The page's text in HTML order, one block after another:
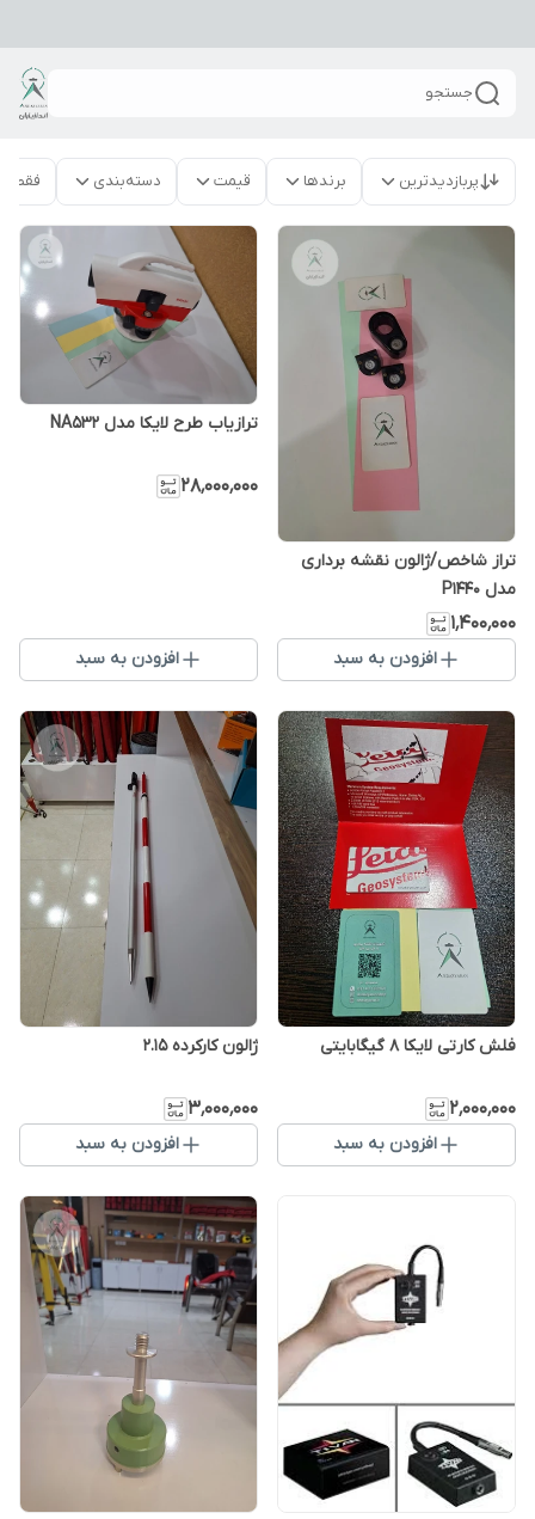
جستجو
پربازدیدترین برندها قیمت دسته‌بندی فقط
تراز شاخص/ژالون نقشه برداری
مدل P1440
۱٬۴۰۰٬۰۰۰
افزودن به سبد
ترازیاب طرح لایکا مدل NA532
۲۸٬۰۰۰٬۰۰۰
افزودن به سبد
فلش کارتی لایکا 8 گیگابایتی
۲٬۰۰۰٬۰۰۰
افزودن به سبد
ژالون کارکرده 2.15
۳٬۰۰۰٬۰۰۰
افزودن به سبد